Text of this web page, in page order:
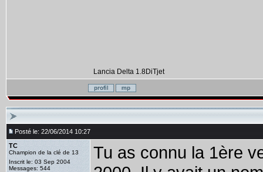
Lancia Delta 1.8DiTjet
Posté le: 22/06/2014 10:27
TC
Champion de la clé de 13
Inscrit le: 03 Sep 2004
Messages: 544
Tu as connu la 1ère